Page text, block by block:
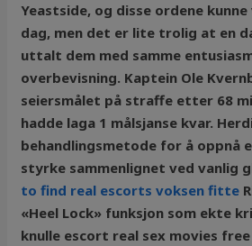
Yeastside, og disse ordene
dag, men det er lite trolig at en
uttalt dem med samme
overbevisning. Kaptein Ole
seiersmålet på straffe etter 68
hadde laga 1 målsjanse kvar.
behandlingsmetode for å oppnå
styrke sammenlignet ved vanlig
to find real escorts voksen fitte
«Heel Lock» funksjon som ekte
knulle escort real sex movies